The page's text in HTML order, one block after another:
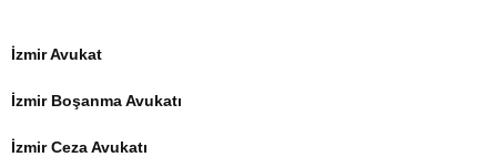
İzmir Avukat
İzmir Boşanma Avukatı
İzmir Ceza Avukatı